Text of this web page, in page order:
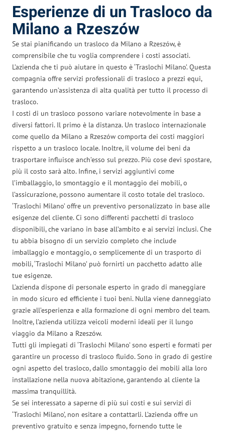
Esperienze di un Trasloco da
Milano a Rzeszów
Se stai pianificando un trasloco da Milano a Rzeszów, è
comprensibile che tu voglia comprendere i costi associati.
L’azienda che ti può aiutare in questo è ‘Traslochi Milano’. Questa
compagnia offre servizi professionali di trasloco a prezzi equi,
garantendo un’assistenza di alta qualità per tutto il processo di
trasloco.
I costi di un trasloco possono variare notevolmente in base a
diversi fattori. Il primo è la distanza. Un trasloco internazionale
come quello da Milano a Rzeszów comporta dei costi maggiori
rispetto a un trasloco locale. Inoltre, il volume dei beni da
trasportare influisce anch’esso sul prezzo. Più cose devi spostare,
più il costo sarà alto. Infine, i servizi aggiuntivi come
l’imballaggio, lo smontaggio e il montaggio dei mobili, o
l’assicurazione, possono aumentare il costo totale del trasloco.
‘Traslochi Milano’ offre un preventivo personalizzato in base alle
esigenze del cliente. Ci sono differenti pacchetti di trasloco
disponibili, che variano in base all’ambito e ai servizi inclusi. Che
tu abbia bisogno di un servizio completo che include
imballaggio e montaggio, o semplicemente di un trasporto di
mobili, ‘Traslochi Milano’ può fornirti un pacchetto adatto alle
tue esigenze.
L’azienda dispone di personale esperto in grado di maneggiare
in modo sicuro ed efficiente i tuoi beni. Nulla viene danneggiato
grazie all’esperienza e alla formazione di ogni membro del team.
Inoltre, l’azienda utilizza veicoli moderni ideali per il lungo
viaggio da Milano a Rzeszów.
Tutti gli impiegati di ‘Traslochi Milano’ sono esperti e formati per
garantire un processo di trasloco fluido. Sono in grado di gestire
ogni aspetto del trasloco, dallo smontaggio dei mobili alla loro
installazione nella nuova abitazione, garantendo al cliente la
massima tranquillità.
Se sei interessato a saperne di più sui costi e sui servizi di
‘Traslochi Milano’, non esitare a contattarli. L’azienda offre un
preventivo gratuito e senza impegno, fornendo tutte le